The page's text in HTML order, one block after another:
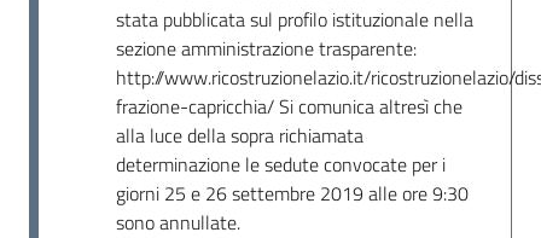
stata pubblicata sul profilo istituzionale nella
sezione amministrazione trasparente:
http://www.ricostruzionelazio.it/ricostruzionelazio/
frazione-capricchia/ Si comunica altresì che
alla luce della sopra richiamata
determinazione le sedute convocate per i
giorni 25 e 26 settembre 2019 alle ore 9:30
sono annullate.